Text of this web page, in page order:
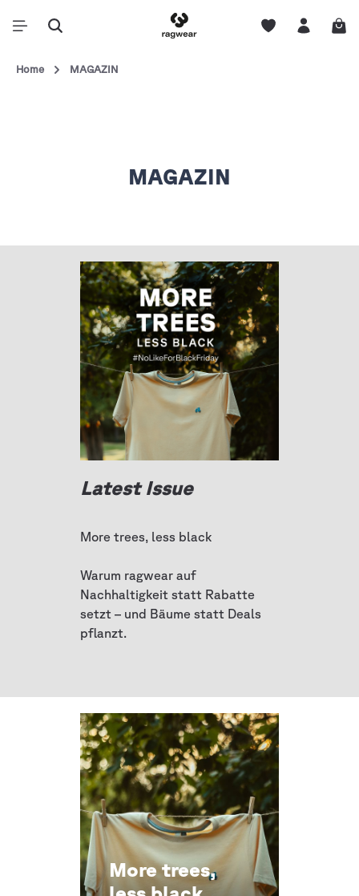
Home MAGAZIN
MAGAZIN
Latest Issue
More trees, less black
Warum ragwear auf
Nachhaltigkeit statt Rabatte
setzt – und Bäume statt Deals
pflanzt.
More trees,